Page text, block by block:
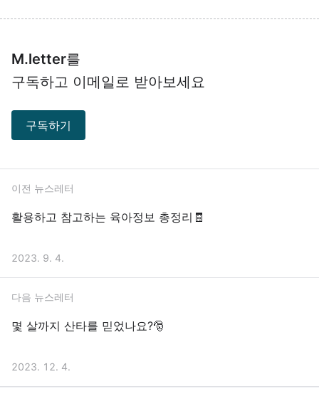
M.letter를
구독하고 이메일로 받아보세요
구독하기
이전 뉴스레터
활용하고 참고하는 육아정보 총정리🧾
2023. 9. 4.
다음 뉴스레터
몇 살까지 산타를 믿었나요?🎅
2023. 12. 4.